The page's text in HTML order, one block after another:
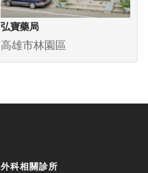
弘寶藥局
高雄市林園區
外科相關診所